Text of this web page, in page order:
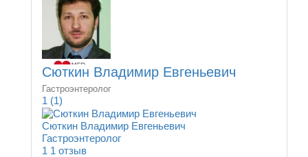
Сюткин Владимир Евгеньевич
Гастроэнтеролог
1 (1)
Сюткин Владимир Евгеньевич
Гастроэнтеролог
1 1 отзыв